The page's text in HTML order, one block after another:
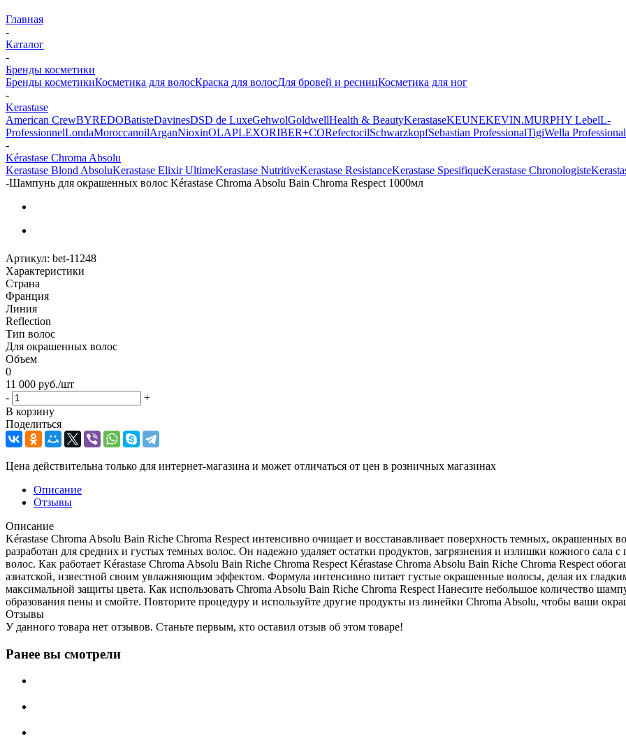
Главная
-
Каталог
-
Бренды косметики
Бренды косметикиКосметика для волосКраска для волосДля бровей и ресницКосметика для ног
-
Kerastase
American CrewBYREDOBatisteDavinesDSD de LuxeGehwolGoldwellHealth & BeautyKerastaseKEUNEKEVIN.MURPHY LebelL-
ProfessionnelLondaMoroccanoilArganNiохinOLAPLEXORIBER+CORefectocilSchwarzkopfSebastian ProfessionalTigiWella Professional
-
Kérastase Chroma Absolu
Kerastase Blond AbsoluKerastase Elixir UltimeKerastase NutritiveKerastase ResistanceKerastase SpesifiqueKerastase Chronologiste
-Шампунь для окрашенных волос Kérastase Chroma Absolu Bain Chroma Respect 1000мл
Артикул: bet-11248
Характеристики
Страна
Франция
Линия
Reflection
Тип волос
Для окрашенных волос
Объем
0
11 000 руб./шт
-
+
В корзину
Поделиться
Цена действительна только для интернет-магазина и может отличаться от цен в розничных магазинах
Описание
Отзывы
Описание
Kérastase Chroma Absolu Bain Riche Chroma Respect интенсивно очищает и восстанавливает поверхность темных,
разработан для средних и густых темных волос. Он надежно удаляет остатки продуктов, загрязнения и излишки кожного сала
волос. Как работает Kérastase Chroma Absolu Bain Riche Chroma Respect Kérastase Chroma Absolu Bain Riche Chroma Respect
азиатской, известной своим увлажняющим эффектом. Формула интенсивно питает густые окрашенные волосы, делая их
максимальной защиты цвета. Как использовать Chroma Absolu Bain Riche Chroma Respect Нанесите небольшое количество
образования пены и смойте. Повторите процедуру и используйте другие продукты из линейки Chroma Absolu, чтобы ваши
Отзывы
У данного товара нет отзывов. Станьте первым, кто оставил отзыв об этом товаре!
Ранее вы смотрели